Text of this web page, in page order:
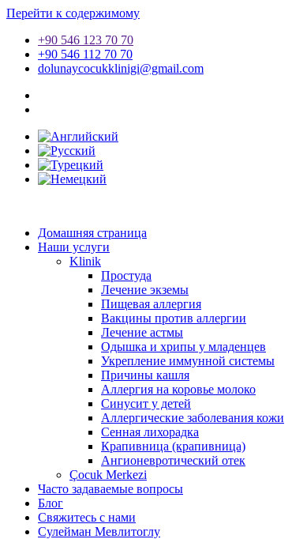
Перейти к содержимому
+90 546 123 70 70
+90 546 112 70 70
dolunaycocukklinigi@gmail.com
Домашняя страница
Наши услуги
Klinik
Простуда
Лечение экземы
Пищевая аллергия
Вакцины против аллергии
Лечение астмы
Одышка и хрипы у младенцев
Укрепление иммунной системы
Причины кашля
Аллергия на коровье молоко
Синусит у детей
Аллергические заболевания кожи
Сенная лихорадка
Крапивница (крапивница)
Ангионевротический отек
Çocuk Merkezi
Часто задаваемые вопросы
Блог
Свяжитесь с нами
Сулейман Мевлитоглу